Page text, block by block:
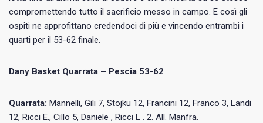
compromettendo tutto il sacrificio messo in campo. E così gli
ospiti ne approfittano credendoci di più e vincendo entrambi i
quarti per il 53-62 finale.
Dany Basket Quarrata – Pescia 53-62
Quarrata: Mannelli, Gili 7, Stojku 12, Francini 12, Franco 3, Landi
12, Ricci E., Cillo 5, Daniele , Ricci L . 2. All. Manfra.